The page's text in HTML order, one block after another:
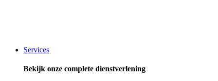
Services
Bekijk onze complete dienstverlening